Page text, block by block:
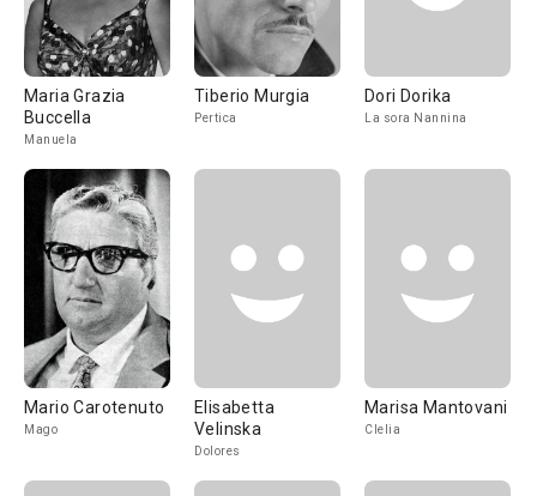
Maria Grazia
Buccella
Manuela
Tiberio Murgia
Pertica
Dori Dorika
La sora Nannina
Mario Carotenuto
Mago
Elisabetta
Velinska
Dolores
Marisa Mantovani
Clelia